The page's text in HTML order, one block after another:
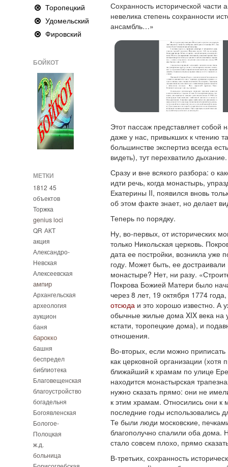
Торопецкий
Удомельский
Фировский
БОЙКОТ
МЕТКИ
1812 45
объектов
Торжка
genius loci
QR АКТ
акция
Александро-
Невская
Алексеевская
ампир
Архангельская
археология
аукцион
баня
барокко
башня
беспредел
библиотека
Благовещенская
благоустройство
богадельня
Богоявленская
Бологое-
Полоцкая
ж.д.
больница
Сохранность исторической
невелика степень сохранности
ансамбль…»
Этот пассаж представляет собой
даже у нас, привыкших к чтению
большинстве экспертиз всегда
видеть), тут перехватило дыхание.
Сразу и вне всякого разбора: о
идти речь, когда монастырь,
Екатерины II, появился вновь
об этом факте знает, но делает
Теперь по порядку.
Ну, во-первых, от исторических
только Никольская церковь.
дата ее постройки, возникла уже
году. Может быть, ее
монастыре? Нет, ни разу.
Покрова Божией Матери было
через 8 лет, 19 октября 1774
отсюдаи это хорошо известно. А
обычные жилые дома XIX века на
кстати, торопецкие дома), и
отношения.
Во-вторых, если можно приписать
как церковной организации
ближайший к храмам по улице
находится монастырская
нужно сказать прямо: они не
к этим храмам. Относились они к
последние годы использовались
Те были люди московские,
благополучно спалили оба дома.
стало совсем плохо, прямо
В-третьих, сохранность